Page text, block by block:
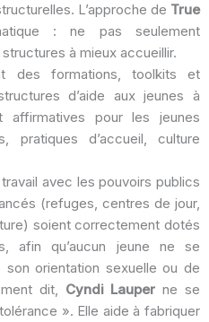
L’approche de True
: ne pas seulement
à mieux accueillir.
des formations, toolkits et
d’aide aux jeunes à
affirmatives pour les jeunes
pratiques d’accueil, culture
avec les pouvoirs publics
(refuges, centres de jour,
soient correctement dotés
afin qu’aucun jeune ne se
orientation sexuelle ou de
dit, Cyndi Lauperne se
». Elle aide à fabriquer